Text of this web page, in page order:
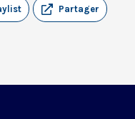
Partager